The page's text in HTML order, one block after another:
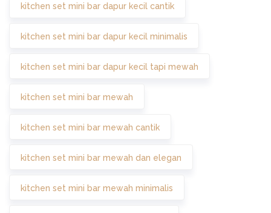
kitchen set mini bar dapur kecil cantik
kitchen set mini bar dapur kecil minimalis
kitchen set mini bar dapur kecil tapi mewah
kitchen set mini bar mewah
kitchen set mini bar mewah cantik
kitchen set mini bar mewah dan elegan
kitchen set mini bar mewah minimalis